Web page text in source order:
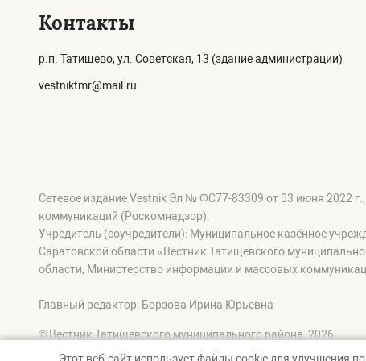
Контакты
р.п. Татищево, ул. Советская, 13 (здание администрации)
vestniktmr@mail.ru
Сетевое издание Vestnik Эл № ФС77-83309 от 03 июня 2022
коммуникаций (Роскомнадзор).
Учредитель (соучредители): Муниципальное казённое
Саратовской области «Вестник Татищевского
области, Министерство информации и массовых
Главный редактор: Борзова Ирина Юрьевна
© Вестник Татищевского муниципального района, 2026
Этот веб-сайт использует файлы cookie для улучшения